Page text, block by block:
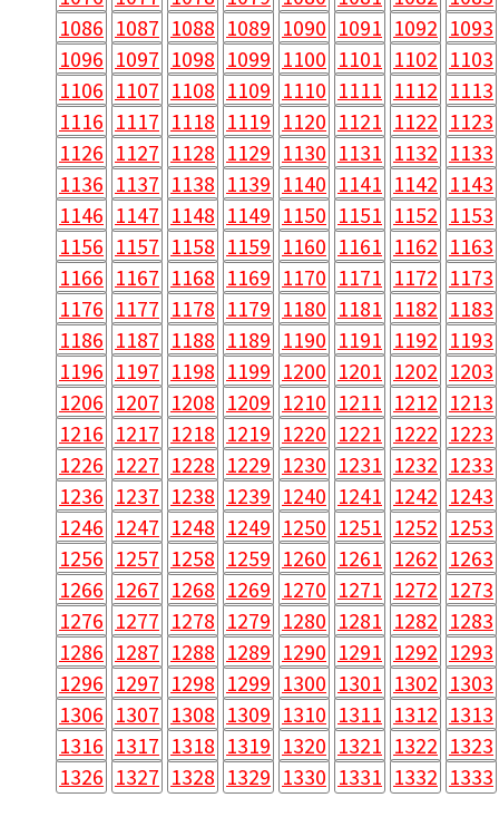
1086 1087 1088 1089 1090 1091 1092 1093
1096 1097 1098 1099 1100 1101 1102 1103
1106 1107 1108 1109 1110 1111 1112 1113
1116 1117 1118 1119 1120 1121 1122 1123
1126 1127 1128 1129 1130 1131 1132 1133
1136 1137 1138 1139 1140 1141 1142 1143
1146 1147 1148 1149 1150 1151 1152 1153
1156 1157 1158 1159 1160 1161 1162 1163
1166 1167 1168 1169 1170 1171 1172 1173
1176 1177 1178 1179 1180 1181 1182 1183
1186 1187 1188 1189 1190 1191 1192 1193
1196 1197 1198 1199 1200 1201 1202 1203
1206 1207 1208 1209 1210 1211 1212 1213
1216 1217 1218 1219 1220 1221 1222 1223
1226 1227 1228 1229 1230 1231 1232 1233
1236 1237 1238 1239 1240 1241 1242 1243
1246 1247 1248 1249 1250 1251 1252 1253
1256 1257 1258 1259 1260 1261 1262 1263
1266 1267 1268 1269 1270 1271 1272 1273
1276 1277 1278 1279 1280 1281 1282 1283
1286 1287 1288 1289 1290 1291 1292 1293
1296 1297 1298 1299 1300 1301 1302 1303
1306 1307 1308 1309 1310 1311 1312 1313
1316 1317 1318 1319 1320 1321 1322 1323
1326 1327 1328 1329 1330 1331 1332 1333